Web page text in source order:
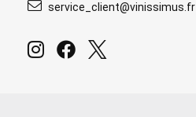
service_client@vinissimus.fr